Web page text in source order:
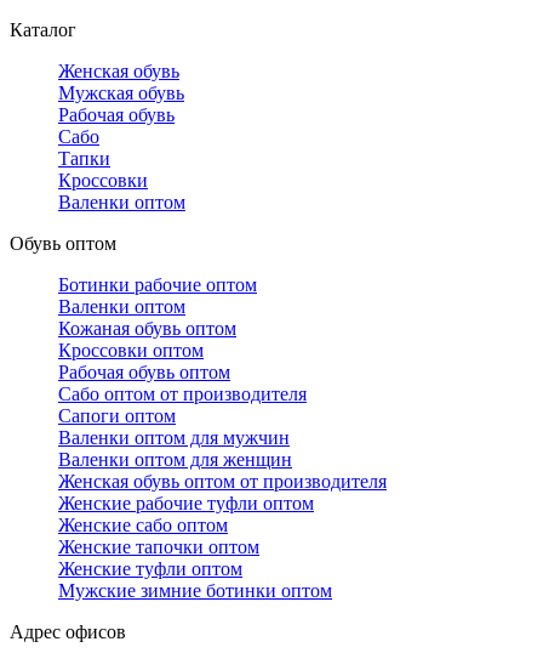
Каталог
Женская обувь
Мужская обувь
Рабочая обувь
Сабо
Тапки
Кроссовки
Валенки оптом
Обувь оптом
Ботинки рабочие оптом
Валенки оптом
Кожаная обувь оптом
Кроссовки оптом
Рабочая обувь оптом
Сабо оптом от производителя
Сапоги оптом
Валенки оптом для мужчин
Валенки оптом для женщин
Женская обувь оптом от производителя
Женские рабочие туфли оптом
Женские сабо оптом
Женские тапочки оптом
Женские туфли оптом
Мужские зимние ботинки оптом
Адрес офисов